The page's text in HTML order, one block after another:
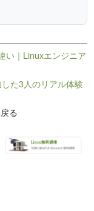
い｜Linuxエンジニア
た3人のリアル体験
る